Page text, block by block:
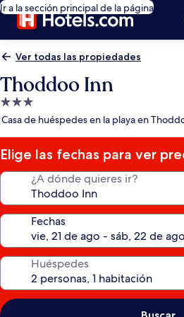
Ir a la sección principal de la página
Ver todas las propiedades
Thoddoo Inn
Propiedad
de
estrellas
Casa de huéspedes en la playa en
Elige las fechas para ver
¿A dónde quieres ir?
Fechas
Huéspedes